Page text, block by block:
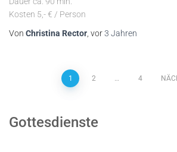
Kosten 5,- € / Person
Von Christina Rector, vor3 Jahren
Seitennummerierung
1 2 … 4
Gottesdienste